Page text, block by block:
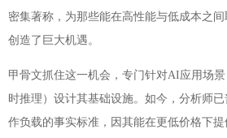
密集著称，为那些能在高性能与低成本之
创造了巨大机遇。
甲骨文抓住这一机会，专门针对AI应用场
时推理）设计其基础设施。如今，分析师
作负载的事实标准，因其能在更低价格下提